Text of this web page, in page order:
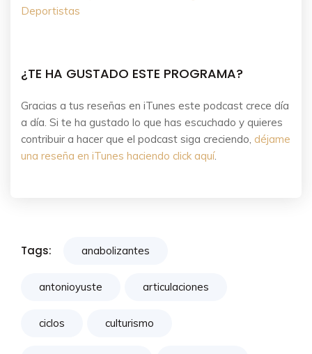
Deportistas
¿TE HA GUSTADO ESTE PROGRAMA?
Gracias a tus reseñas en iTunes este podcast crece día
a día. Si te ha gustado lo que has escuchado y quieres
contribuir a hacer que el podcast siga creciendo, déjame
una reseña en iTunes haciendo click aquí.
Tags: anabolizantes
antonioyuste articulaciones
ciclos culturismo